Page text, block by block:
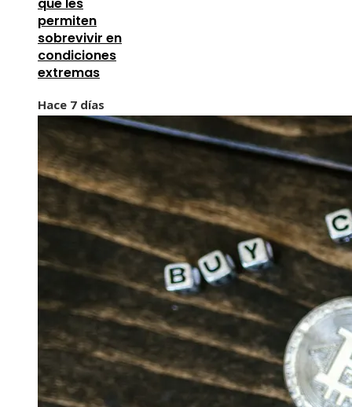
permiten
sobrevivir en
condiciones
extremas
Hace 7 días